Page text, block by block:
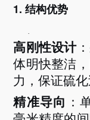
1. 结构优势
·
高刚性设计
体明快整洁
力，保证硫
精准导向 ：